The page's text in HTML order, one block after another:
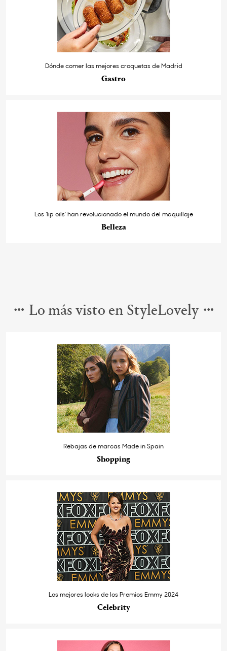
Dónde comer las mejores croquetas de Madrid
Gastro
Los ‘lip oils’ han revolucionado el mundo del maquillaje
Belleza
Lo más visto en StyleLovely
Rebajas de marcas Made in Spain
Shopping
Los mejores looks de los Premios Emmy 2024
Celebrity